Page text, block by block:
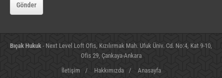
Gönder
Bıçak Hukuk - Next Level Loft Ofis, Kızılırmak Mah. Ufuk Üniv. Cd. No:4, Kat 9-10,
Ofis 29, Çankaya-Ankara
İletişim
/ Hakkımızda / Anasayfa